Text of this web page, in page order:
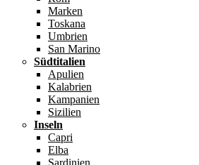
Marken
Toskana
Umbrien
San Marino
Südtitalien
Apulien
Kalabrien
Kampanien
Sizilien
Inseln
Capri
Elba
Sardinien